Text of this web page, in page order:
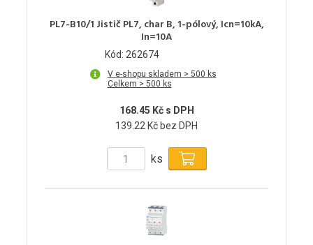
PL7-B10/1 Jistič PL7, char B, 1-pólový, Icn=10kA,
In=10A
Kód: 262674
V e-shopu skladem > 500 ks
Celkem > 500 ks
168.45 Kč s DPH
139.22 Kč bez DPH
ks